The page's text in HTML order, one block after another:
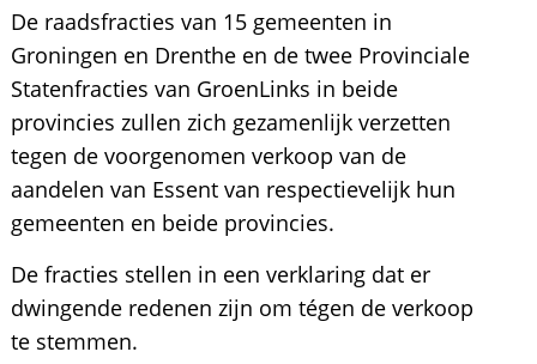
De raadsfracties van 15 gemeenten in
Groningen en Drenthe en de twee Provinciale
Statenfracties van GroenLinks in beide
provincies zullen zich gezamenlijk verzetten
tegen de voorgenomen verkoop van de
aandelen van Essent van respectievelijk hun
gemeenten en beide provincies.
De fracties stellen in een verklaring dat er
dwingende redenen zijn om tégen de verkoop
te stemmen.